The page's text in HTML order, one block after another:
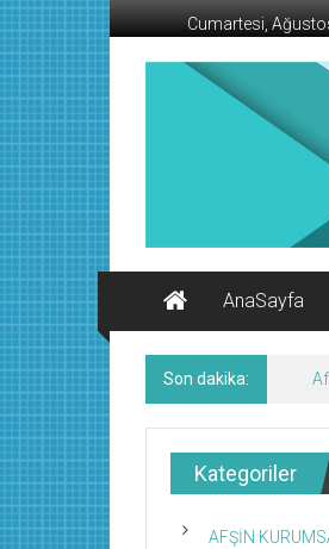
İçeriğe
geç
Cumartesi,
AFŞİN
Ekonomi
Kanalı
AnaSayfa
Son dakika:
Kategoriler
AFŞİN